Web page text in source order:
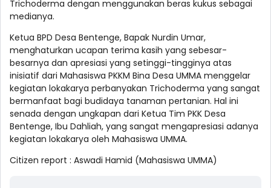
Trichoderma dengan menggunakan beras kukus sebagai
medianya.
Ketua BPD Desa Bentenge, Bapak Nurdin Umar,
menghaturkan ucapan terima kasih yang sebesar-
besarnya dan apresiasi yang setinggi-tingginya atas
inisiatif dari Mahasiswa PKKM Bina Desa UMMA menggelar
kegiatan lokakarya perbanyakan Trichoderma yang sangat
bermanfaat bagi budidaya tanaman pertanian. Hal ini
senada dengan ungkapan dari Ketua Tim PKK Desa
Bentenge, Ibu Dahliah, yang sangat mengapresiasi adanya
kegiatan lokakarya oleh Mahasiswa UMMA.
Citizen report : Aswadi Hamid (Mahasiswa UMMA)